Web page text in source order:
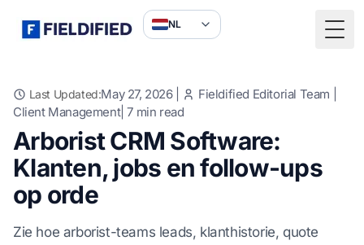
NL
Last Updated:May 27, 2026| Fieldified Editorial Team
Client Management|7 min read
Arborist CRM Software:
Klanten, jobs en follow-ups
op orde
Zie hoe arborist-teams leads, klanthistorie, quote